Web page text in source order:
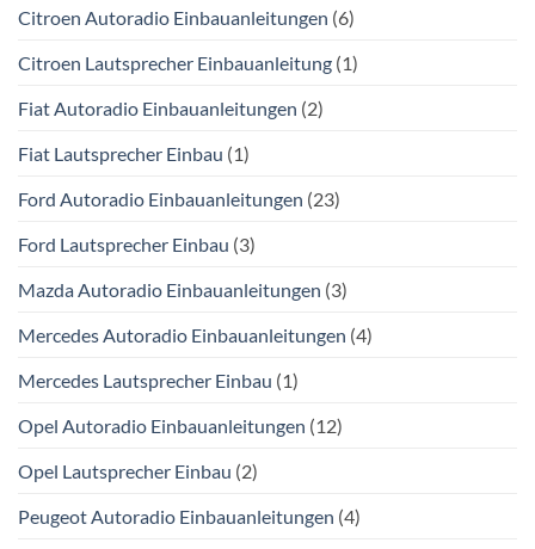
Citroen Autoradio Einbauanleitungen (6)
Citroen Lautsprecher Einbauanleitung (1)
Fiat Autoradio Einbauanleitungen (2)
Fiat Lautsprecher Einbau (1)
Ford Autoradio Einbauanleitungen (23)
Ford Lautsprecher Einbau (3)
Mazda Autoradio Einbauanleitungen (3)
Mercedes Autoradio Einbauanleitungen (4)
Mercedes Lautsprecher Einbau (1)
Opel Autoradio Einbauanleitungen (12)
Opel Lautsprecher Einbau (2)
Peugeot Autoradio Einbauanleitungen (4)